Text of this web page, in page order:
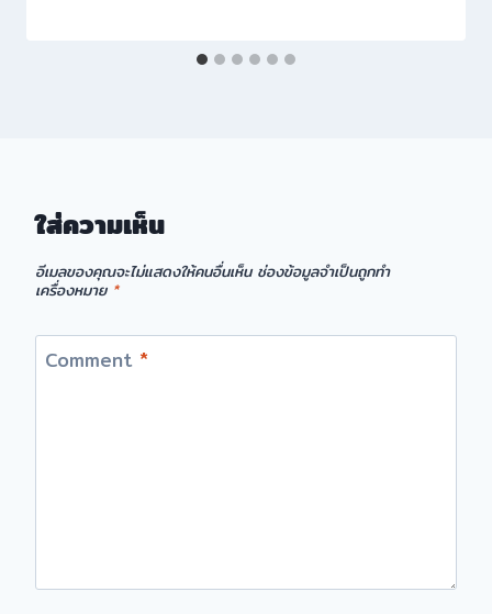
ใส่ความเห็น
อีเมลของคุณจะไม่แสดงให้คนอื่นเห็น ช่องข้อมูลจำเป็นถูกทำ
เครื่องหมาย *
Comment *